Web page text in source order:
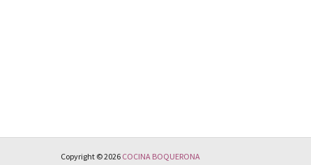
Copyright ©2026 COCINA BOQUERONA